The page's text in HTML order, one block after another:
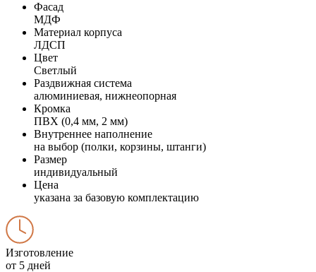
Фасад
МДФ
Материал корпуса
ЛДСП
Цвет
Светлый
Раздвижная система
алюминиевая, нижнеопорная
Кромка
ПВХ (0,4 мм, 2 мм)
Внутреннее наполнение
на выбор (полки, корзины, штанги)
Размер
индивидуальный
Цена
указана за базовую комплектацию
Изготовление
от 5 дней